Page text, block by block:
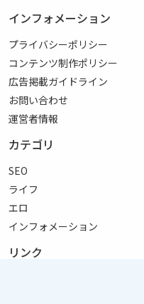
インフォメーション
プライバシーポリシー
コンテンツ制作ポリシー
広告掲載ガイドライン
お問い合わせ
運営者情報
カテゴリ
SEO
ライフ
エロ
インフォメーション
リンク